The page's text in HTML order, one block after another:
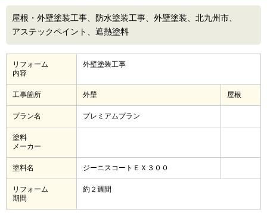
屋根・外壁塗装工事 防水塗装工事 外壁塗装
北九州市
アステックペイント
遮熱塗料
リフォーム
内容
外壁塗装工事
工事箇所 外壁 屋根
プラン名 プレミアムプラン
塗料
メーカー
塗料名 ジーニスコートＥＸ３００
リフォーム
期間
約２週間